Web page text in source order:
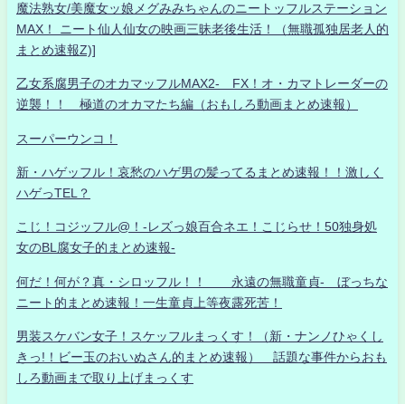
魔法熟女/美魔女ッ娘メグみみちゃんのニートッフルステーション
MAX！ ニート仙人仙女の映画三昧老後生活！（無職孤独居老人的
まとめ速報Z)]
乙女系腐男子のオカマッフルMAX2- FX！オ・カマトレーダーの
逆襲！！ 極道のオカマたち編（おもしろ動画まとめ速報）
スーパーウンコ！
新・ハゲッフル！哀愁のハゲ男の髪ってるまとめ速報！！激しく
ハゲっTEL？
こじ！コジッフル@！-レズっ娘百合ネエ！こじらせ！50独身処
女のBL腐女子的まとめ速報-
何だ！何が？真・シロッフル！！ 永遠の無職童貞- ぼっちな
ニート的まとめ速報！一生童貞上等夜露死苦！
男装スケバン女子！スケッフルまっくす！（新・ナンノひゃくし
きっ!！ビー玉のおいぬさん的まとめ速報） 話題な事件からおも
しろ動画まで取り上げまっくす